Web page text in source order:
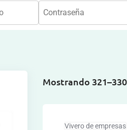
Mostrando
Vivero de empresas